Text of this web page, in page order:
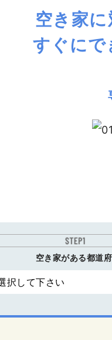
空き家
すぐにで
空き家がある都道